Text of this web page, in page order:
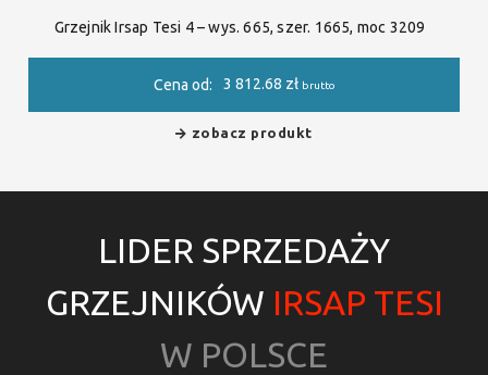
Grzejnik Irsap Tesi 4 – wys. 665, szer. 1665, moc 3209
Cena od: 3 812.68 zł brutto
zobacz produkt
LIDER SPRZEDAŻY
GRZEJNIKÓW IRSAP TESI
W POLSCE